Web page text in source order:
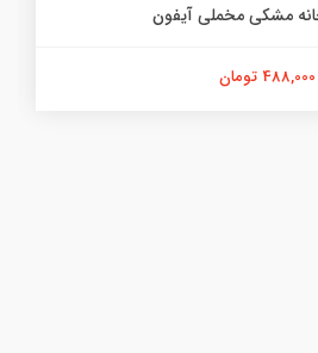
مشکی مخملی آیفون
488,000 تومان